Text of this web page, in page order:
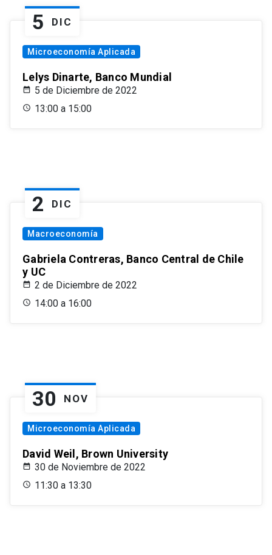
5 DIC
Microeconomía Aplicada
Lelys Dinarte, Banco Mundial
5 de Diciembre de 2022
13:00 a 15:00
2 DIC
Macroeconomía
Gabriela Contreras, Banco Central de Chile
y UC
2 de Diciembre de 2022
14:00 a 16:00
30 NOV
Microeconomía Aplicada
David Weil, Brown University
30 de Noviembre de 2022
11:30 a 13:30